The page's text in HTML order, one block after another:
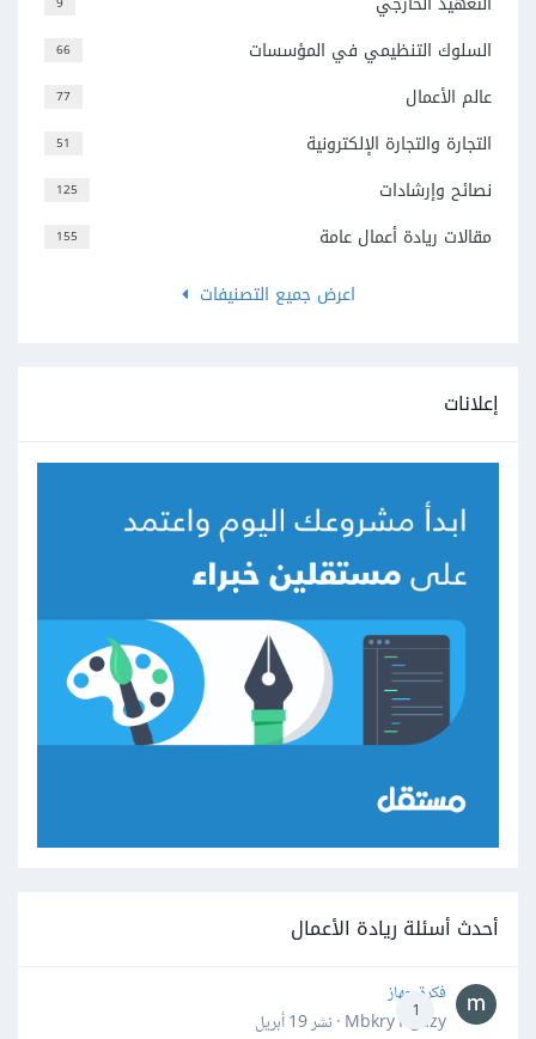
66 السلوك التنظيمي في المؤسسات
77 عالم الأعمال
51 التجارة والتجارة الإلكترونية
125 نصائح وإرشادات
155
مقالات ريادة أعمال عامة
اعرض جميع التصنيفات
إعلانات
أحدث أسئلة ريادة الأعمال
1
فكرة جهاز
Mbkry Hgazy · نشر
19 أبريل